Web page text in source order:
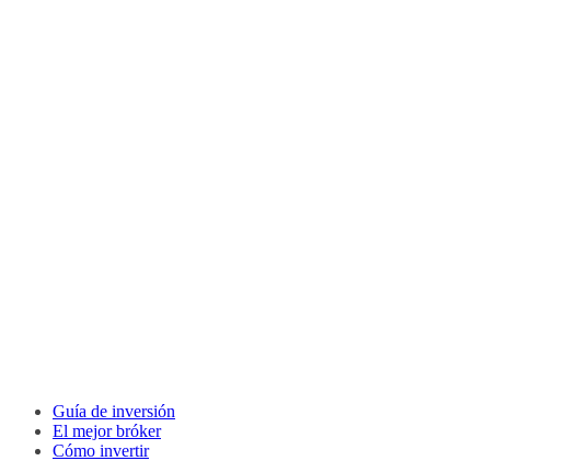
Guía de inversión
El mejor bróker
Cómo invertir